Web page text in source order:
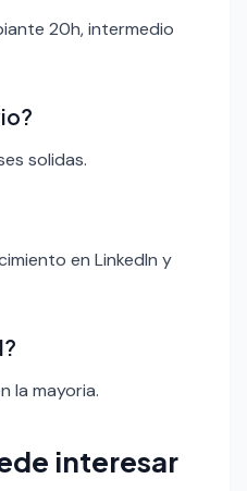
20h, intermedio
solidas.
en LinkedIn y
la mayoria.
interesar